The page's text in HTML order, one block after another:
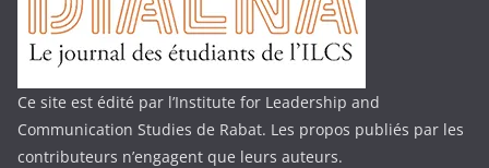
Ce site est édité par l’Institute for Leadership and
Communication Studies de Rabat. Les propos publiés par les
contributeurs n’engagent que leurs auteurs.